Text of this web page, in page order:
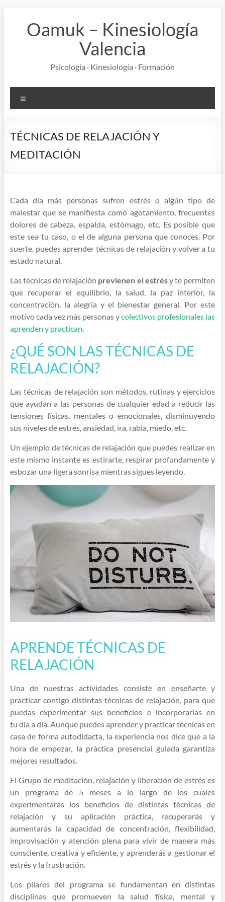
contenidoOamuk – Kinesiología
Valencia
Psicología · Kinesiología · Formación
TÉCNICAS DE RELAJACIÓN Y
MEDITACIÓN
Cada día más personas sufren estrés o algún tipo de
malestar que se manifiesta como agotamiento, frecuentes
dolores de cabeza, espalda, estómago, etc. Es posible que
este sea tu caso, o el de alguna persona que conoces. Por
suerte, puedes aprender técnicas de relajación y volver a tu
estado natural.
Las técnicas de relajación previenen el estrésy te permiten
que recuperar el equilibrio, la salud, la paz interior, la
concentración, la alegría y el bienestar general. Por este
motivo cada vez más personas ycolectivos profesionales las
aprenden y practican.
¿QUÉ SON LAS TÉCNICAS DE
RELAJACIÓN?
Las técnicas de relajación son métodos, rutinas y ejercicios
que ayudan a las personas de cualquier edad a reducir las
tensiones físicas, mentales o emocionales, disminuyendo
sus niveles de estrés, ansiedad, ira, rabia, miedo, etc.
Un ejemplo de técnicas de relajación que puedes realizar en
este mismo instante es estirarte, respirar profundamente y
esbozar una ligera sonrisa mientras sigues leyendo.
APRENDE TÉCNICAS DE
RELAJACIÓN
Una de nuestras actividades consiste en enseñarte y
practicar contigo distintas técnicas de relajación, para que
puedas experimentar sus beneficios e incorporarlas en
tu día a día. Aunque puedes aprender y practicar técnicas en
casa de forma autodidacta, la experiencia nos dice que a la
hora de empezar, la práctica presencial guiada garantiza
mejores resultados.
El Grupo de meditación, relajación y liberación de estrés es
un programa de 5 meses a lo largo de los cuales
experimentarás los beneficios de distintas técnicas de
relajación y su aplicación práctica, recuperarás y
aumentarás la capacidad de concentración, flexibilidad,
improvisación y atención plena para vivir de manera más
consciente, creativa y eficiente, y aprenderás a gestionar el
estrés y la frustración.
Los pilares del programa se fundamentan en distintas
disciplinas que promueven la salud física, mental y